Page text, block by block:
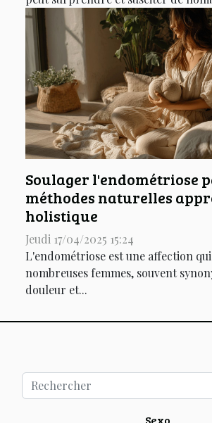
Soulager l'endométriose
méthodes naturelles
holistique
Jeudi 17/04/2025 15:24
L'endométriose est une affection
nombreuses femmes, souvent
douleur et...
Sexo